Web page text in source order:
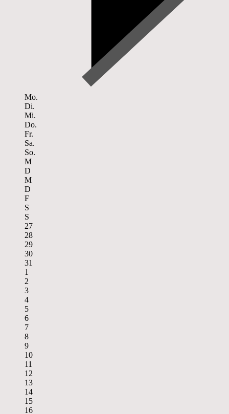
Mo.
Di.
Mi.
Do.
Fr.
Sa.
So.
M
D
M
D
F
S
S
27
28
29
30
31
1
2
3
4
5
6
7
8
9
10
11
12
13
14
15
16